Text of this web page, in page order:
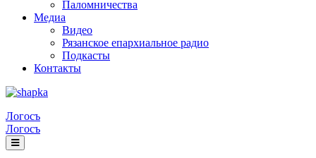
Паломничества
Медиа
Видео
Рязанское епархиальное радио
Подкасты
Контакты
Логосъ
Логосъ